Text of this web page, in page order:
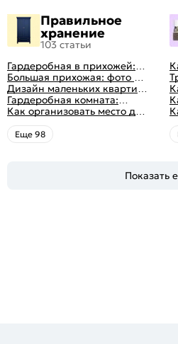
Правильное
хранение
103 статьи
Гардеробная в прихожей:
виды, фото в интерьере,
идеи дизайна
Большая прихожая: фото с
функциональным
распределением дизайна
Дизайн маленьких квартир:
10 идей для дизайна
интерьера с фото
Гардеробная комната:
дизайн, планировка, советы
по обустройству,
распространенные ошибки
Как организовать место для
хранения на балконе
Eще 98
Показать